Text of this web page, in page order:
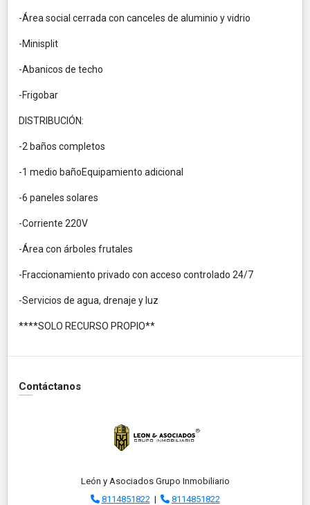
-Área social cerrada con canceles de aluminio y vidrio
-Minisplit
-Abanicos de techo
-Frigobar
DISTRIBUCIÓN:
-2 baños completos
-1 medio bañoEquipamiento adicional
-6 paneles solares
-Corriente 220V
-Área con árboles frutales
-Fraccionamiento privado con acceso controlado 24/7
-Servicios de agua, drenaje y luz
****SOLO RECURSO PROPIO**
Contáctanos
León y Asociados Grupo Inmobiliario
8114851822 |
8114851822